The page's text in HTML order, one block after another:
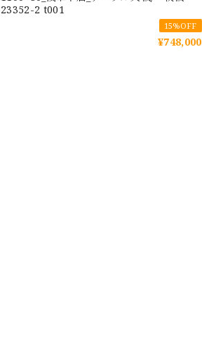
23352-2 t001
15%OFF
¥748,000